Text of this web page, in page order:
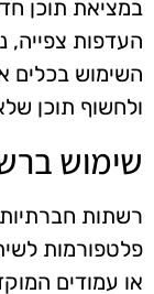
במציאת תוכן
העדפות צפייה,
השימוש בכלים
ולחשוף תוכן
שימוש
רשתות
פלטפורמות
או עמודים